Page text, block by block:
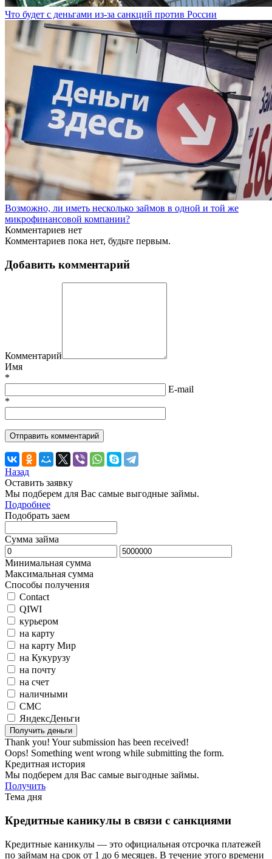
Что будет с деньгами из-за санкций против России
Возможно, ли иметь несколько займов в одной и той же
микрофинансовой компании?
Комментариев нет
Комментариев пока нет, будьте первым.
Добавить комментарий
Комментарий
Имя
*
E-mail
*
Назад
Оставить заявку
Мы подберем для Вас самые выгодные займы.
Подробнее
Подобрать заем
Сумма займа
Минимальная сумма
Максимальная сумма
Способы получения
Contact
QIWI
курьером
на карту
на карту Мир
на Кукурузу
на почту
на счет
наличными
СМС
ЯндексДеньги
Thank you! Your submission has been received!
Oops! Something went wrong while submitting the form.
Кредитная история
Мы подберем для Вас самые выгодные займы.
Получить
Тема дня
Кредитные каникулы в связи с санкциями
Кредитные каникулы — это официальная отсрочка платежей
по займам на срок от 1 до 6 месяцев. В течение этого времени